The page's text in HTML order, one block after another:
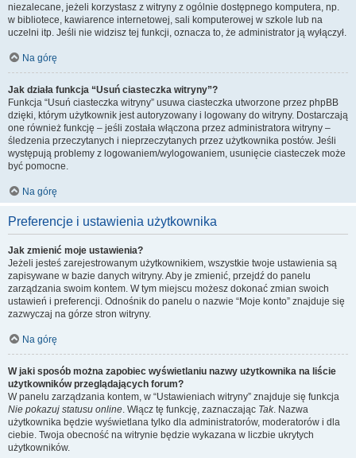
niezalecane, jeżeli korzystasz z witryny z ogólnie dostępnego komputera, np.
w bibliotece, kawiarence internetowej, sali komputerowej w szkole lub na
uczelni itp. Jeśli nie widzisz tej funkcji, oznacza to, że administrator ją wyłączył.
Na górę
Jak działa funkcja “Usuń ciasteczka witryny”?
Funkcja “Usuń ciasteczka witryny” usuwa ciasteczka utworzone przez phpBB
dzięki, którym użytkownik jest autoryzowany i logowany do witryny. Dostarczają
one również funkcję – jeśli została włączona przez administratora witryny –
śledzenia przeczytanych i nieprzeczytanych przez użytkownika postów. Jeśli
występują problemy z logowaniem/wylogowaniem, usunięcie ciasteczek może
być pomocne.
Na górę
Preferencje i ustawienia użytkownika
Jak zmienić moje ustawienia?
Jeżeli jesteś zarejestrowanym użytkownikiem, wszystkie twoje ustawienia są
zapisywane w bazie danych witryny. Aby je zmienić, przejdź do panelu
zarządzania swoim kontem. W tym miejscu możesz dokonać zmian swoich
ustawień i preferencji. Odnośnik do panelu o nazwie “Moje konto” znajduje się
zazwyczaj na górze stron witryny.
Na górę
W jaki sposób można zapobiec wyświetlaniu nazwy użytkownika na liście
użytkowników przeglądających forum?
W panelu zarządzania kontem, w “Ustawieniach witryny” znajduje się funkcja
Nie pokazuj statusu online. Włącz tę funkcję, zaznaczając Tak. Nazwa
użytkownika będzie wyświetlana tylko dla administratorów, moderatorów i dla
ciebie. Twoja obecność na witrynie będzie wykazana w liczbie ukrytych
użytkowników.